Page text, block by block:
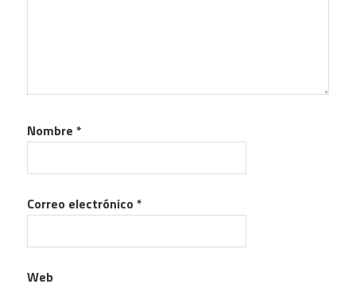
Nombre *
Correo electrónico *
Web